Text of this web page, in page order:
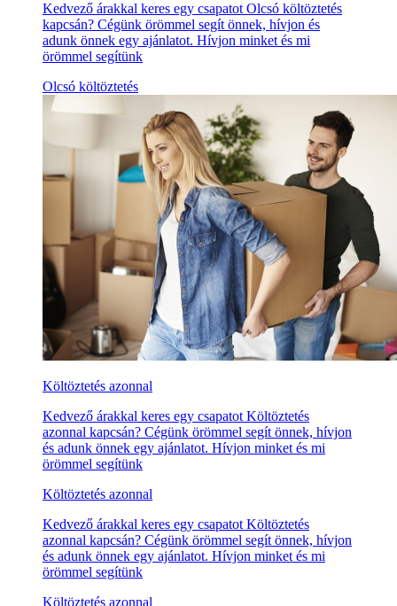
Kedvező árakkal keres egy csapatot Olcsó költöztetés
kapcsán? Cégünk örömmel segít önnek, hívjon és
adunk önnek egy ajánlatot. Hívjon minket és mi
örömmel segítünk
Olcsó költöztetés
Költöztetés azonnal
Kedvező árakkal keres egy csapatot Költöztetés
azonnal kapcsán? Cégünk örömmel segít önnek, hívjon
és adunk önnek egy ajánlatot. Hívjon minket és mi
örömmel segítünk
Költöztetés azonnal
Kedvező árakkal keres egy csapatot Költöztetés
azonnal kapcsán? Cégünk örömmel segít önnek, hívjon
és adunk önnek egy ajánlatot. Hívjon minket és mi
örömmel segítünk
Költöztetés azonnal